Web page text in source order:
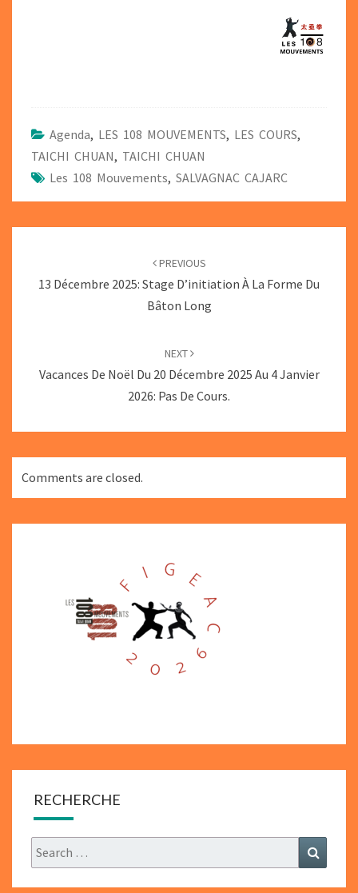
Agenda, LES 108 MOUVEMENTS, LES COURS,
TAICHI CHUAN, TAICHI CHUAN
Les 108 Mouvements, SALVAGNAC CAJARC
PREVIOUS
13 Décembre 2025: Stage D’initiation À La Forme Du
Bâton Long
NEXT
Vacances De Noël Du 20 Décembre 2025 Au 4 Janvier
2026: Pas De Cours.
Comments are closed.
RECHERCHE
Search
for: